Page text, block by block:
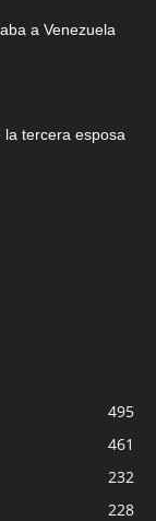
a Venezuela
tercera esposa
495
461
232
228